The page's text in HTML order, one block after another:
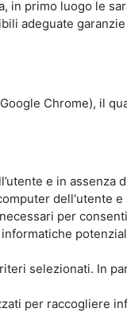
in primo luogo le
adeguate
Chrome), il
e in assenza
dell'utente
per
selezionati. In
per raccogliere